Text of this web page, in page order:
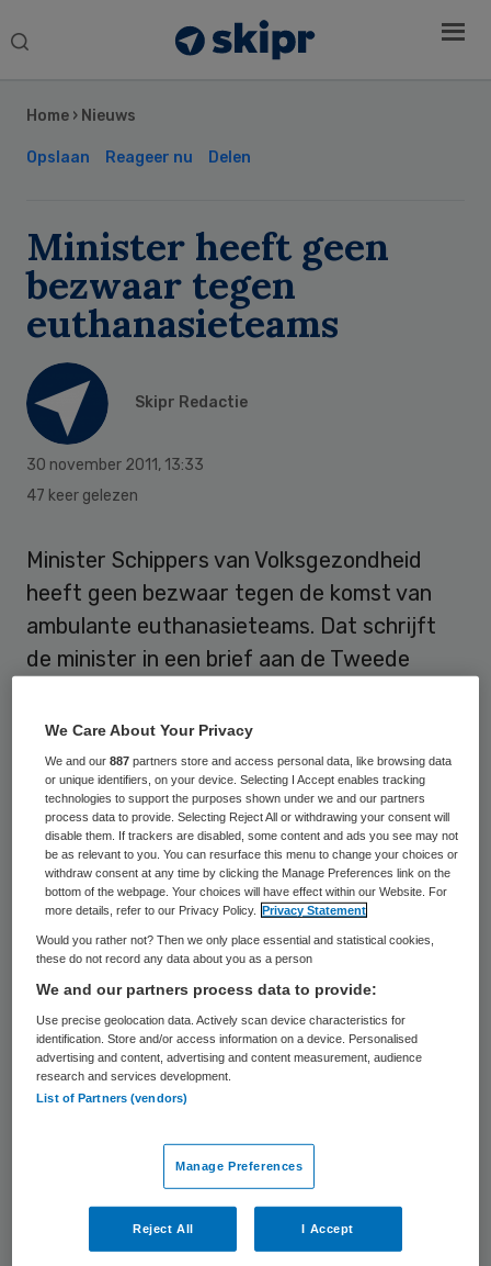
Search
Home › Nieuws
Opslaan Reageer nu Delen
Minister heeft geen
bezwaar tegen
euthanasieteams
Skipr Redactie
30 november 2011, 13:33
47 keer gelezen
Minister Schippers van Volksgezondheid
heeft geen bezwaar tegen de komst van
ambulante euthanasieteams. Dat schrijft
de minister in een brief aan de Tweede
kwestie.
De Nederlandse Vereniging voor een
Vrijwillig Levenseinde (NVVE) maakte medio
november bekend reizende teams op te
willen zetten met gespecialiseerde artsen
ombij mensen thuis euthanasietoe te
passen. De NVVE doet dit omdat veel
zieken en ouderen volgens de vereniging
door artsen niet serieus worden genomen in
hun stervenswens.
Zorgvuldigheid
Volgens Schippers zijn er geen juridische
beletsels voor dergelijke teams. “De wet
bevat geen regels over de plaats waar de
Sidebar
We Care About Your Privacy
We and our887 partners store and access personal data, like browsing data
or unique identifiers, on your device. Selecting I Accept enables tracking
technologies to support the purposes shown under we and our partners
process data to provide. Selecting Reject All or withdrawing your consent will
disable them. If trackers are disabled, some content and ads you see may not
be as relevant to you. You can resurface this menu to change your choices or
withdraw consent at any time by clicking the Manage Preferences link on the
bottom of the webpage. Your choices will have effect within our Website. For
more details, refer to our Privacy Policy.
Privacy Statement
Would you rather not? Then we only place essential and statistical cookies,
these do not record any data about you as a person
We and our partners process data to provide:
Use precise geolocation data. Actively scan device characteristics for
identification. Store and/or access information on a device. Personalised
advertising and content, advertising and content measurement, audience
research and services development.
List of Partners (vendors)
Manage Preferences
Reject All I Accept